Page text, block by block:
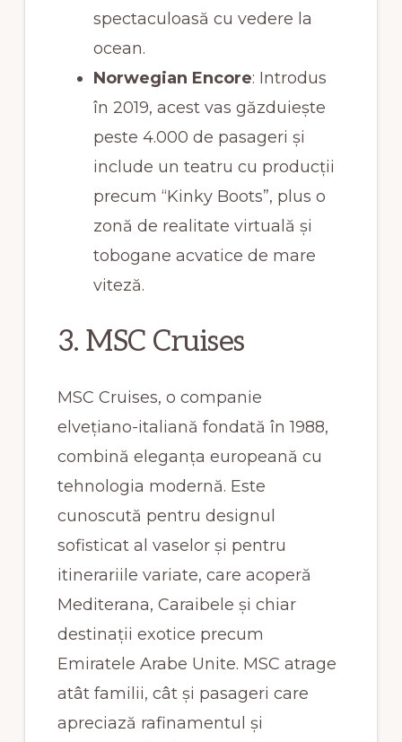
spectaculoasă cu vedere la
ocean.
Norwegian Encore: Introdus
în 2019, acest vas găzduiește
peste 4.000 de pasageri și
include un teatru cu producții
precum “Kinky Boots”, plus o
zonă de realitate virtuală și
tobogane acvatice de mare
viteză.
3. MSC Cruises
MSC Cruises, o companie
elvețiano-italiană fondată în 1988,
combină eleganța europeană cu
tehnologia modernă. Este
cunoscută pentru designul
sofisticat al vaselor și pentru
itinerariile variate, care acoperă
Mediterana, Caraibele și chiar
destinații exotice precum
Emiratele Arabe Unite. MSC atrage
atât familii, cât și pasageri care
apreciază rafinamentul și